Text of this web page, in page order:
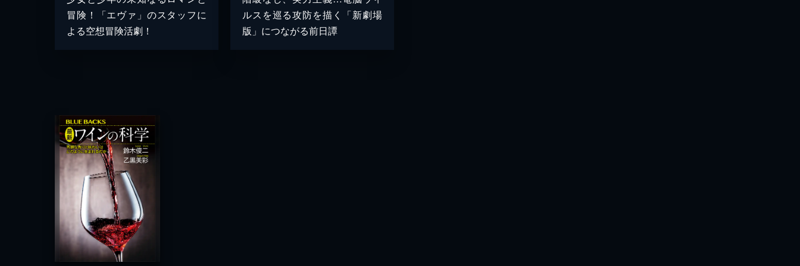
冒険！「エヴァ」のスタッフに
よる空想冒険活劇！
ルスを巡る攻防を描く「新劇場
版」につながる前日譚